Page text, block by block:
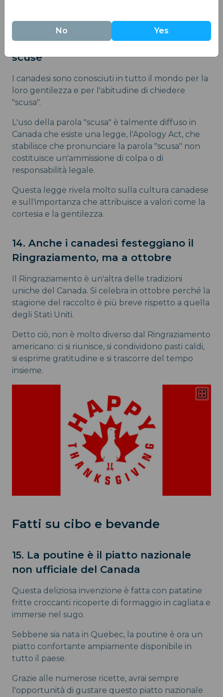
13. I canadesi hanno una legge sulle
scuse
I canadesi sono conosciuti in tutto il mondo per la
loro gentilezza e per l'abitudine di chiedere
"scusa".
L'uso della parola "scusa" è talmente diffuso in
Canada che esiste una legge, l'Apology Act, che
stabilisce che pronunciare la parola "scusa" non
costituisce un'ammissione di colpa o di
responsabilità legale.
Questa legge rivela molto sulla cultura canadese
e sull'importanza che attribuisce a valori come la
cortesia e la gentilezza.
14. Anche i canadesi festeggiano il
Ringraziamento, ma a ottobre
Il Ringraziamento è un'altra delle tradizioni
uniche del Canada. Si celebra in ottobre perché la
stagione del raccolto è più breve rispetto a quella
degli Stati Uniti.
Detto ciò, non è molto diverso dal Ringraziamento
americano: ci si riunisce, si condividono pasti caldi,
si esprime gratitudine e si trascorre del tempo
insieme.
Fatti su cibo e bevande
15. La poutine è il piatto nazionale
non ufficiale del Canada
Questa deliziosa invenzione è fatta con patatine
fritte croccanti ricoperte di formaggio in cagliata e
immerse nel sugo.
Sebbene sia nata in Quebec, la poutine è ora un
piatto confortante ampiamente disponibile in
tutto il paese.
Grazie alle numerose ricette, avrai sempre
l'opportunità di gustare questo piatto nazionale
No Yes